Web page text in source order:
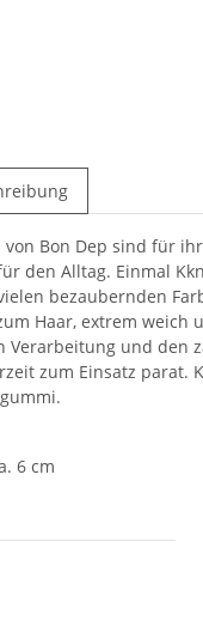
Bon Dep sind für
den Alltag. Einmal
bezaubernden
Haar, extrem
Verarbeitung und
zum Einsatz
6 cm